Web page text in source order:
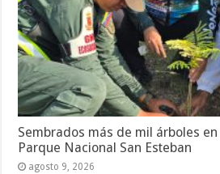
Sembrados más de mil árboles en
Parque Nacional San Esteban
agosto 9, 2026